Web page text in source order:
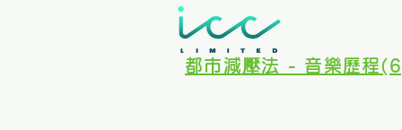
都市減壓法 - 音樂歷程